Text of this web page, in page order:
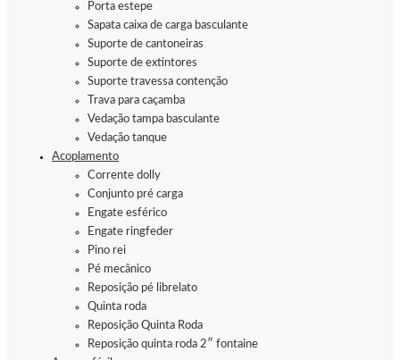
Porta estepe
Sapata caixa de carga basculante
Suporte de cantoneiras
Suporte de extintores
Suporte travessa contenção
Trava para caçamba
Vedação tampa basculante
Vedação tanque
Acoplamento
Corrente dolly
Conjunto pré carga
Engate esférico
Engate ringfeder
Pino rei
Pé mecânico
Reposição pé librelato
Quinta roda
Reposição Quinta Roda
Reposição quinta roda 2″ fontaine